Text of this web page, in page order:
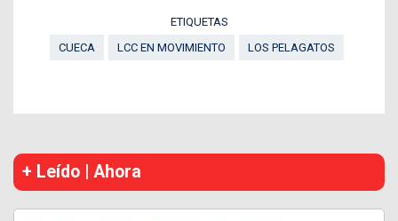
ETIQUETAS
CUECA
LCC EN MOVIMIENTO LOS PELAGATOS
+ Leído | Ahora